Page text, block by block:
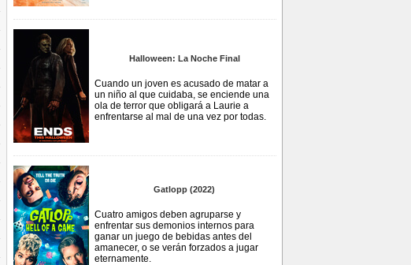
Halloween: La Noche Final
Cuando un joven es acusado de matar a
un niño al que cuidaba, se enciende una
ola de terror que obligará a Laurie a
enfrentarse al mal de una vez por todas.
Gatlopp (2022)
Cuatro amigos deben agruparse y
enfrentar sus demonios internos para
ganar un juego de bebidas antes del
amanecer, o se verán forzados a jugar
eternamente.